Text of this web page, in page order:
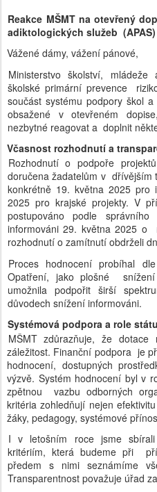
Reakce MŠMT na otevřený
adiktologických služeb (APAS)
Vážené dámy, vážení pánové,
Ministerstvo školství,
školské primární prevence
součást systému podpory škol
obsažené v otevřeném
nezbytné reagovat a doplnit
Včasnost rozhodnutí a
Rozhodnutí o podpoře
doručena žadatelům v dřívějším
konkrétně 19. května 2025
2025 pro krajské projekty. V
postupováno podle
informováni 29. května 2025 o
rozhodnutí o zamítnutí obdrželi
Proces hodnocení probíhal
Opatření, jako plošné
umožnila podpořit širší
důvodech snížení informováni.
Systémová podpora a role státu
MŠMT zdůrazňuje, že dotace
záležitost. Finanční podpora je
hodnocení, dostupných
výzvě. Systém hodnocení byl v
zpětnou vazbu odborných
kritéria zohledňují nejen
žáky, pedagogy, systémové
I v letošním roce jsme
kritériím, která budeme při
předem s nimi seznámíme
Transparentnost považuje úřad